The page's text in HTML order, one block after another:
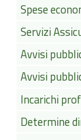
Spese
Servizi
Avvisi
Avvisi
Incarichi
Determine